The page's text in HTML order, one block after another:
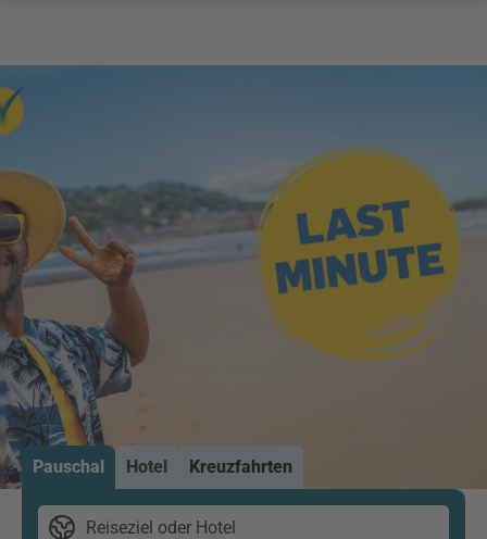
Pauschal Hotel Kreuzfahrten
Reiseziel oder Hotel